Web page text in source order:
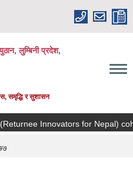
लुम्बिनी प्रदेश,
समृद्धि र सुशासन